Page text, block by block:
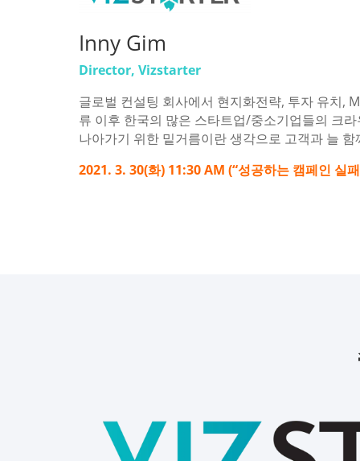
Inny Gim
Director, Vizstarter
글로벌 컨설팅 회사에서 현지화전략, 투자 유치,
류 이후 한국의 많은 스타트업/중소기업들의 크
나아가기 위한 밑거름이란 생각으로 고객과 늘
2021. 3. 30(화) 11:30 AM (“성공하는 캠페인 실